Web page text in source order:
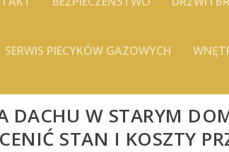
SERWIS PIECYKÓW GAZOWYCH
DACHU W STARYM
STAN I KOSZTY